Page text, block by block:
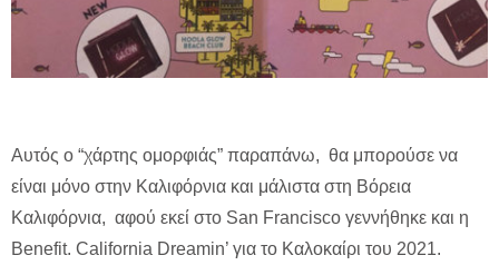
Αυτός ο “χάρτης ομορφιάς” παραπάνω, θα μπορούσε να
είναι μόνο στην Καλιφόρνια και μάλιστα στη Βόρεια
Καλιφόρνια, αφού εκεί στο San Francisco γεννήθηκε και η
Benefit. California Dreamin’ για το Καλοκαίρι του 2021.